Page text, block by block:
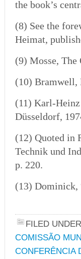
the book’s
(8) See the
Heimat,
(9) Mosse, The
(10) Bramwell,
(11) Karl-
Düsseldorf,
(12) Quoted in
Technik und
p. 220.
(13) Dominick,
FILED UNDER
COMISSÃO
CONFERÊNCIA